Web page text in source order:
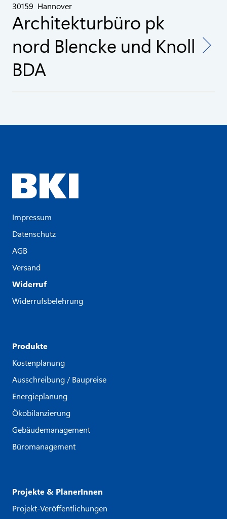
30159 Hannover
Architekturbüro pk
nord Blencke und Knoll
BDA
Impressum
Datenschutz
AGB
Versand
Widerruf
Widerrufsbelehrung
Produkte
Kostenplanung
Ausschreibung / Baupreise
Energieplanung
Ökobilanzierung
Gebäudemanagement
Büromanagement
Projekte & PlanerInnen
Projekt-Veröffentlichungen